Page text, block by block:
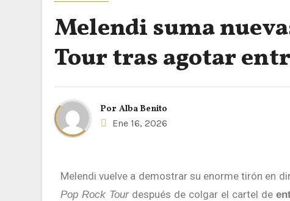
Melendi suma
Tour tras agotar
Por Alba Benito
Ene 16, 2026
Melendi vuelve a demostrar su enorme tirón en
Pop Rock Tour después de colgar el cartel de